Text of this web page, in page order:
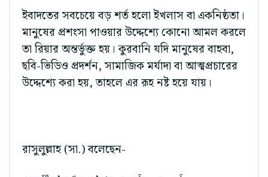
ইবাদতের সবচেয়ে বড় শর্ত হলো ইখলাস বা একনিষ্ঠতা।
মানুষের প্রশংসা পাওয়ার উদ্দেশ্যে কোনো আমল করলে
তা রিয়ার অন্তর্ভুক্ত হয়। কুরবানি যদি মানুষের বাহবা,
ছবি-ভিডিও প্রদর্শন, সামাজিক মর্যাদা বা আত্মপ্রচারের
উদ্দেশ্যে করা হয়, তাহলে এর রূহ নষ্ট হয়ে যায়।
রাসুলুল্লাহ (সা.) বলেছেন-